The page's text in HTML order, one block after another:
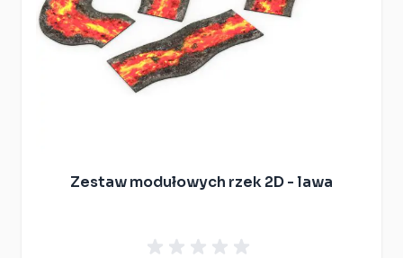
Zestaw modułowych rzek 2D - lawa